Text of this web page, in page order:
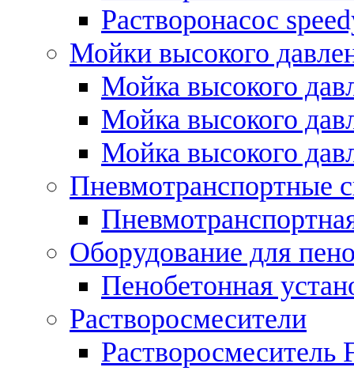
Растворонасос
Мойки высокого
Мойка высокого
Мойка высокого
Мойка высокого
Пневмотранспортные
Оборудование для
Пенобетонная
Растворосмесители
Растворосмеситель